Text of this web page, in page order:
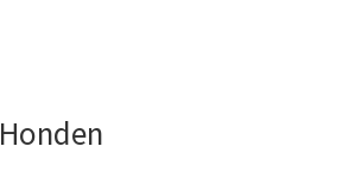
Honden